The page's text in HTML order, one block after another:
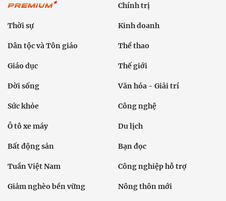
Chính trị
Thời sự Kinh doanh
Dân tộc và Tôn giáo Thể thao
Giáo dục Thế giới
Đời sống Văn hóa - Giải trí
Sức khỏe Công nghệ
Ô tô xe máy Du lịch
Bất động sản Bạn đọc
Tuần Việt Nam Công nghiệp hỗ trợ
Giảm nghèo bền vững Nông thôn mới